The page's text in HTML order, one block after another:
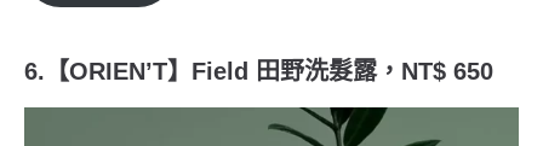
6.【ORIEN’T】Field 田野洗髮露，NT$ 650